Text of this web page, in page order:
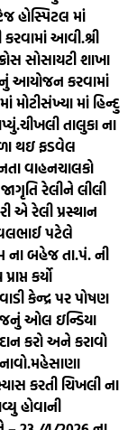
હોસ્પિટલ માં
કરવામાં આવી.શ્રી
સોસાયટી શાખા
આયોજન કરવામાં
મોટીસંખ્યા માં હિન્દુ
ચીખલી તાલુકા ના
થઇ ફડવેલ
વાહનચાલકો
જાગૃતિ રેલીને લીલી
એ રેલી પ્રસ્થાન
પટેલે
ના બહેજ તા.પં. ની
કર્યો
કેન્દ્ર પર પોષણ
ઓલ ઇન્ડિયા
કરો અને કરાવો
મહેસાણા
કરતી ચિખલી ના
હોવાની